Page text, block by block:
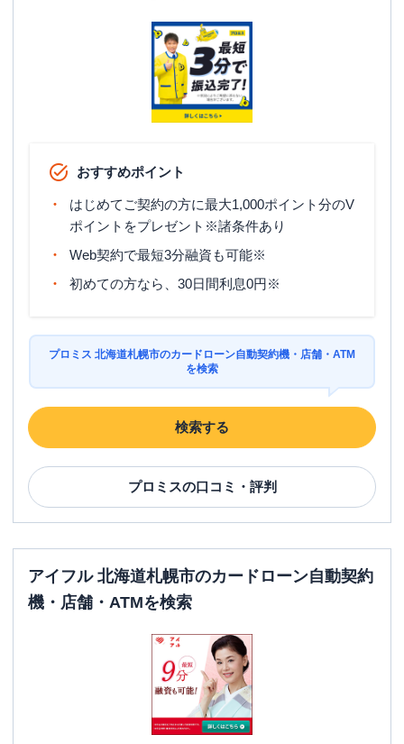
〇
✕
北海道札幌市中央区北３条西３ー１ー４
１ ４F
札幌市東区の情報一覧
契約コーナー
営業時間
土曜
：09:00-21:00
ATM営業時間
平日：07:00-24:00
土曜：07:00-24:00
07:00-24:00
北海道札幌市東区本町二条８丁目３番６
号 コモンズ２８ ２Ｆ
おすすめポイント
はじめてご契約の方に最大1,000ポイント分のV
ポイントをプレゼント※諸条件あり
Web契約で最短3分融資も可能※
初めての方なら、30日間利息0円※
プロミス 北海道札幌市のカードローン自動契約機・店舗・ATM
を検索
検索する
プロミスの口コミ・評判
アイフル 北海道札幌市のカードローン自動契約
機・店舗・ATMを検索